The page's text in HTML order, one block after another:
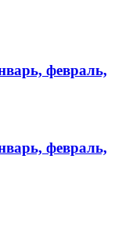
февраль,
февраль,